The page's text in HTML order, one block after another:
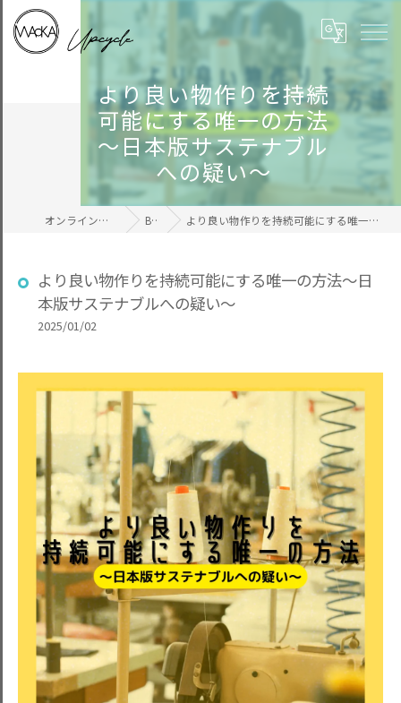
より良い物作りを持続
可能にする唯一の方法
～日本版サステナブル
への疑い～
オンラインの毛糸ならWAcKA BLOG より良い物作りを持続可能にする唯一の方法～日本版サステナブルへの疑い～
より良い物作りを持続可能にする唯一の方法～日
本版サステナブルへの疑い～
2025/01/02